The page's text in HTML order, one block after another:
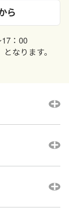
ら
：00
なります。